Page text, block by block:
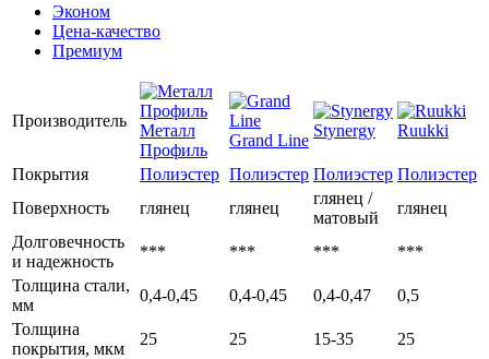
Эконом
Цена-качество
Премиум
Производитель
Металл
Профиль
Grand Line
Stynergy Ruukki
Покрытия Полиэстер Полиэстер Полиэстер Полиэстер
Поверхность
глянец глянец
глянец /
матовый
глянец
Долговечность
и надежность
*** *** ***
***
Толщина стали,
мм
0,4-0,45 0,4-0,45 0,4-0,47
0,5
Толщина
покрытия, мкм
25 25 15-35
25